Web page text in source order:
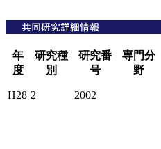
年
度
研究種
別
研究番
号
専門分
野
H28 2 2002